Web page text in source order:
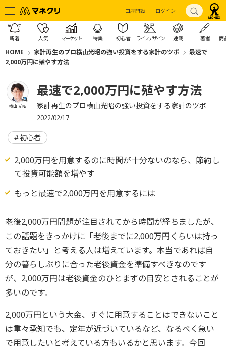
口座開設 ログイン
新着 人気 マーケット 特集 初心者 ライフデザイン 連載 著者 商
HOME 家計再生のプロ横山光昭の強い投資をする家計のツボ
最速で
2,000万円に殖やす方法
横山 光昭
最速で2,000万円に殖やす方法
家計再生のプロ横山光昭の強い投資をする家計のツボ
2022/02/17
初心者
2,000万円を用意するのに時間が十分ないのなら、節約し
て投資可能額を増やす
もっと最速で2,000万円を用意するには
老後2,000万円問題が注目されてから時間が経ちましたが、
この話題をきっかけに「老後までに2,000万円くらいは持っ
ておきたい」と考える人は増えています。本当であれば自
分の暮らしぶりに合った老後資金を準備すべきなのです
が、2,000万円は老後資金のひとまずの目安とされることが
多いのです。
2,000万円という大金、すぐに用意することはできないこと
は重々承知でも、定年が近づいているなど、なるべく急い
で用意したいと考えている方もいるかと思います。今回